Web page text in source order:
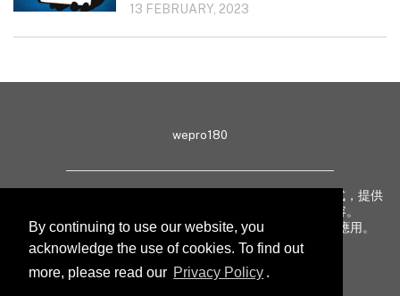
By continuing to use our website, you
acknowledge the use of cookies. To find out
more, please read our Privacy Policy .
13 FEBRUARY, 2023
wepro180
wepro180 由 IT 業界專家組成，以生動有趣、深入淺出方式，提供
最新 IT 動態、趨勢、技術、行業熱話、專題報導等內容。
致力提升亞太地區科技知識及網絡安全意識，促進新技術應用。